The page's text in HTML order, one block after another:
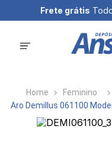
Frete grátis
Feminino
Aro Demillus 061100